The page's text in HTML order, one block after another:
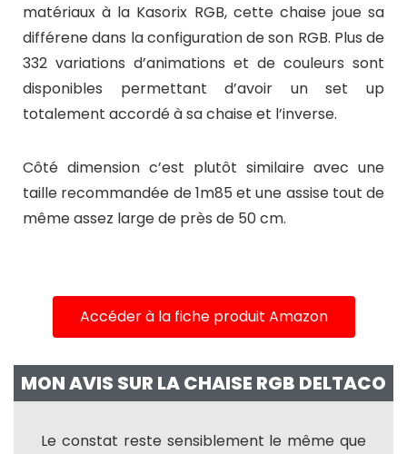
matériaux à la Kasorix RGB, cette chaise joue sa
différene dans la configuration de son RGB. Plus de
332 variations d’animations et de couleurs sont
disponibles permettant d’avoir un set up
totalement accordé à sa chaise et l’inverse.
Côté dimension c’est plutôt similaire avec une
taille recommandée de 1m85 et une assise tout de
même assez large de près de 50 cm.
Accéder à la fiche produit Amazon
MON AVIS SUR LA CHAISE RGB DELTACO
Le constat reste sensiblement le même que